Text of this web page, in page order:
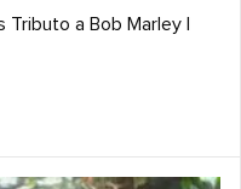
a Bob Marley |